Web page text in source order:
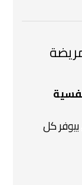
بيوفر كل